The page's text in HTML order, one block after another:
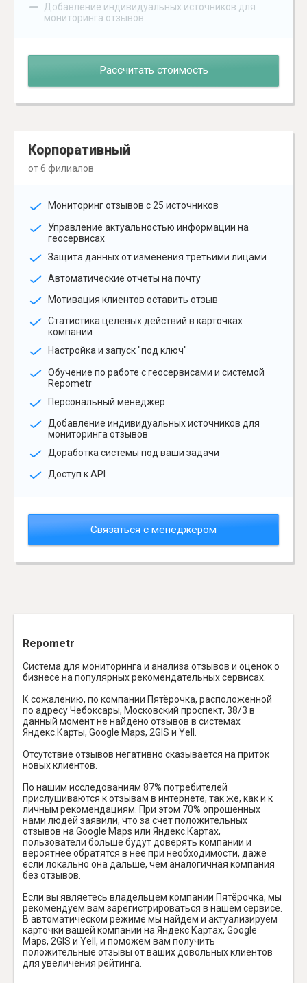
–
Добавление индивидуальных источников для
мониторинга отзывов
Рассчитать стоимость
Корпоративный
от 6 филиалов
Мониторинг отзывов с 25 источников
Управление актуальностью информации на
геосервисах
Защита данных от изменения третьими лицами
Автоматические отчеты на почту
Мотивация клиентов оставить отзыв
Статистика целевых действий в карточках
компании
Настройка и запуск "под ключ"
Обучение по работе с геосервисами и системой
Repometr
Персональный менеджер
Добавление индивидуальных источников для
мониторинга отзывов
Доработка системы под ваши задачи
Доступ к API
Связаться с менеджером
Repometr
Система для мониторинга и анализа отзывов и оценок о
бизнесе на популярных рекомендательных сервисах.
К сожалению, по компании Пятёрочка, расположенной
по адресу Чебоксары, Московский проспект, 38/3 в
данный момент не найдено отзывов в системах
Яндекс.Карты, Google Maps, 2GIS и Yell.
Отсутствие отзывов негативно сказывается на приток
новых клиентов.
По нашим исследованиям 87% потребителей
прислушиваются к отзывам в интернете, так же, как и к
личным рекомендациям. При этом 70% опрошенных
нами людей заявили, что за счет положительных
отзывов на Google Maps или Яндекс.Картах,
пользователи больше будут доверять компании и
вероятнее обратятся в нее при необходимости, даже
если локально она дальше, чем аналогичная компания
без отзывов.
Если вы являетесь владельцем компании Пятёрочка, мы
рекомендуем вам зарегистрироваться в нашем сервисе.
В автоматическом режиме мы найдем и актуализируем
карточки вашей компании на Яндекс Картах, Google
Maps, 2GIS и Yell, и поможем вам получить
положительные отзывы от ваших довольных клиентов
для увеличения рейтинга.